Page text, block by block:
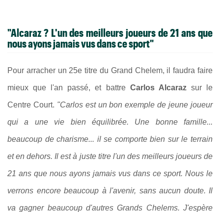
"Alcaraz ? L'un des meilleurs joueurs de 21 ans que
nous ayons jamais vus dans ce sport"
Pour arracher un 25e titre du Grand Chelem, il faudra faire
mieux que l'an passé, et battre Carlos Alcaraz sur le
Centre Court. "Carlos est un bon exemple de jeune joueur
qui a une vie bien équilibrée. Une bonne famille...
beaucoup de charisme... il se comporte bien sur le terrain
et en dehors. Il est à juste titre l'un des meilleurs joueurs de
21 ans que nous ayons jamais vus dans ce sport. Nous le
verrons encore beaucoup à l'avenir, sans aucun doute. Il
va gagner beaucoup d'autres Grands Chelems. J'espère